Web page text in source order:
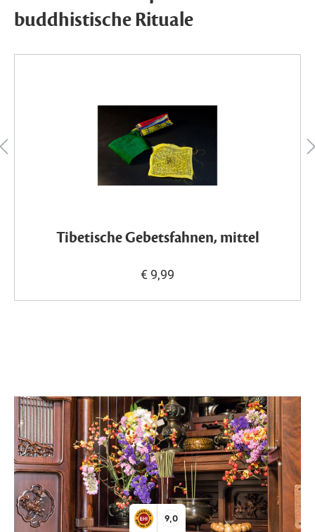
9,0
buddhistische Rituale
Tibetische Gebetsfahnen, mittel
€ 9,99